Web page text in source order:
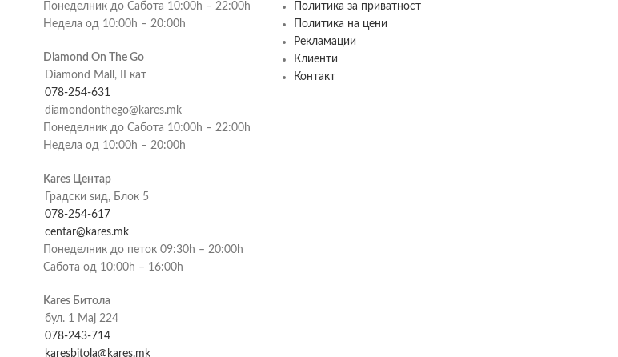
Понеделник до Сабота 10:00h – 22:00h
Недела од 10:00h – 20:00h
Diamond On The Go
Diamond Mall, II кат
078-254-631
diamondonthego@kares.mk
Понеделник до Сабота 10:00h – 22:00h
Недела од 10:00h – 20:00h
Kares Центар
Градски ѕид, Блок 5
078-254-617
centar@kares.mk
Понеделник до петок 09:30h – 20:00h
Сабота од 10:00h – 16:00h
Kares Битола
бул. 1 Мај 224
078-243-714
karesbitola@kares.mk
Политика за приватност
Политика на цени
Рекламации
Клиенти
Контакт